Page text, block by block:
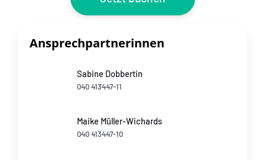
Ansprechpartnerinnen
Sabine Dobbertin
040 413447-11
Maike Müller-Wichards
040 413447-10